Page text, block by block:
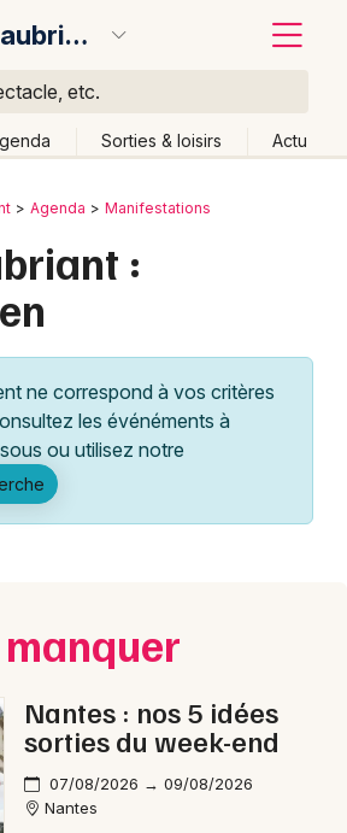
Châteaubriant
etc.
Sorties & loisirs Actu
Agenda Manifestations
:
ne correspond à vos critères
les événéments à
ou utilisez notre
Nantes : nos 5 idées
sorties du week-end
07/08/2026 → 09/08/2026
Nantes
Partout Près de moi
Ce week-end Autre